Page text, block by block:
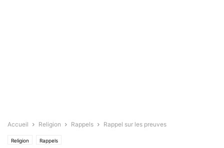
Accueil Religion Rappels Rappel sur les preuves
Religion Rappels